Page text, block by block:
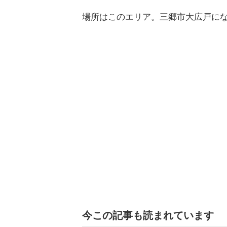
場所はこのエリア。三郷市大広戸にな
今この記事も読まれています